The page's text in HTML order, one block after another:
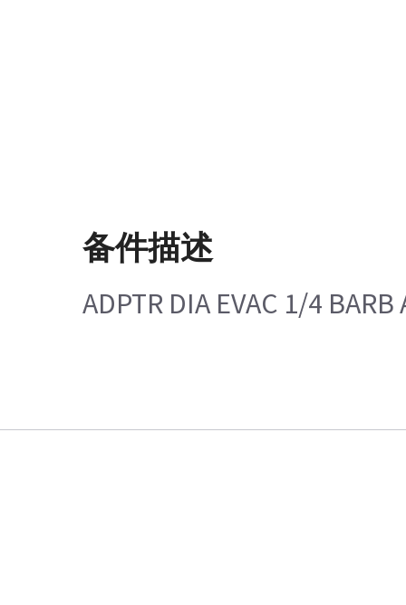
备件描述
ADPTR DIA EVAC 1/4 BARB